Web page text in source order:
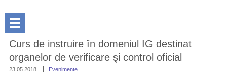
Curs de instruire în domeniul IG destinat
organelor de verificare şi control oficial
23.05.2018 Evenimente